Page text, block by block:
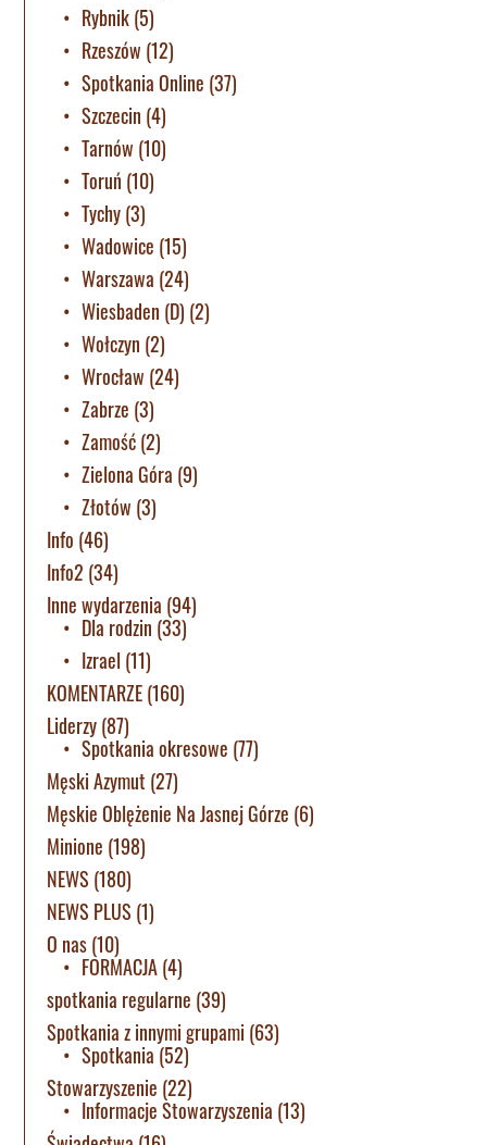
Rybnik(5)
Rzeszów (12)
Spotkania Online (37)
Szczecin (4)
Tarnów (10)
Toruń (10)
Tychy(3)
Wadowice (15)
Warszawa (24)
Wiesbaden (D) (2)
Wołczyn (2)
Wrocław (24)
Zabrze (3)
Zamość(2)
Zielona Góra (9)
Złotów (3)
Info (46)
Info2 (34)
Inne wydarzenia (94)
Dla rodzin (33)
Izrael (11)
KOMENTARZE(160)
Liderzy(87)
Spotkania okresowe (77)
Męski Azymut (27)
Męskie Oblężenie Na Jasnej Górze (6)
Minione (198)
NEWS (180)
NEWS PLUS (1)
O nas(10)
FORMACJA(4)
spotkania regularne (39)
Spotkania z innymi grupami (63)
Spotkania (52)
Stowarzyszenie (22)
Informacje Stowarzyszenia (13)